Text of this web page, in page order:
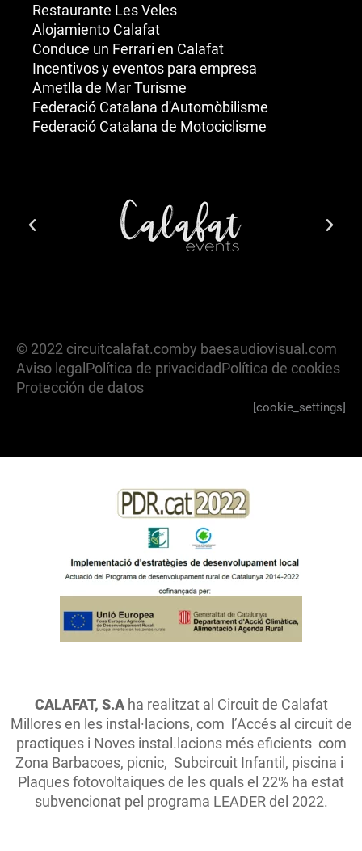
Restaurante Les Veles
Alojamiento Calafat
Conduce un Ferrari en Calafat
Incentivos y eventos para empresa
Ametlla de Mar Turisme
Federació Catalana d'Automòbilisme
Federació Catalana de Motociclisme
© 2022 circuitcalafat.comby baesaudiovisual.com
Aviso legalPolítica de privacidadPolítica de cookies
Protección de datos
[cookie_settings]
CALAFAT, S.Aha realitzat al Circuit de Calafat
Millores en les instal·lacions, com l’Accés al circuit de
practiques i Noves instal.lacions més eficients com
Zona Barbacoes, picnic, Subcircuit Infantil, piscina i
Plaques fotovoltaiques de les quals el 22% ha estat
subvencionat pel programa LEADER del 2022.